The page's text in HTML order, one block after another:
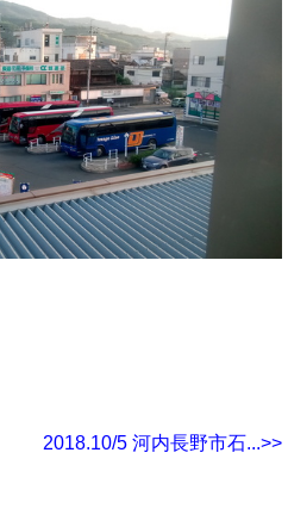
2018.10/5 河内長野市石...>>